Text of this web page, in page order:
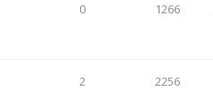
0 1266
2 2256